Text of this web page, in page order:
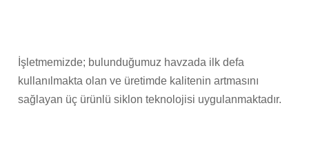
İşletmemizde; bulunduğumuz havzada ilk defa
kullanılmakta olan ve üretimde kalitenin artmasını
sağlayan üç ürünlü siklon teknolojisi uygulanmaktadır.